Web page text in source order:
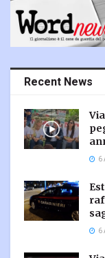
Recent News
6
6